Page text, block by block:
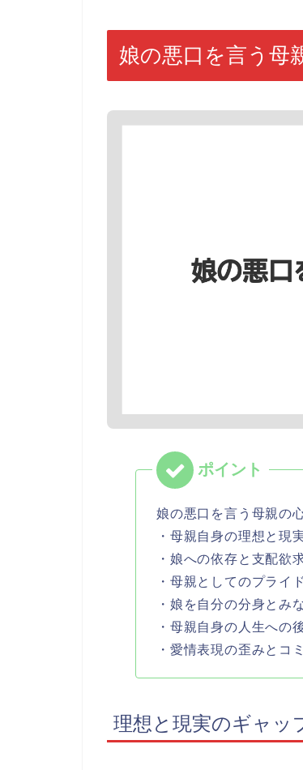
娘の悪口を言う母
娘の悪口を言う母親の
・母親自身の理想と現
・娘への依存と支配欲
・母親としてのプライ
・娘を自分の分身とみ
・母親自身の人生への
・愛情表現の歪みとコ
理想と現実のギャッ